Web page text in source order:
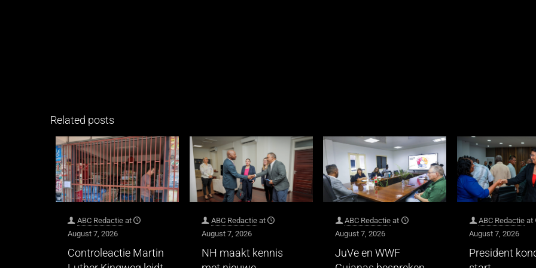
Related posts
ABC Redactie at
August 7, 2026
Controleactie Martin
ABC Redactie at
August 7, 2026
NH maakt kennis
ABC Redactie at
August 7, 2026
JuVe en WWF
ABC Redactie at
August 7, 2026
President